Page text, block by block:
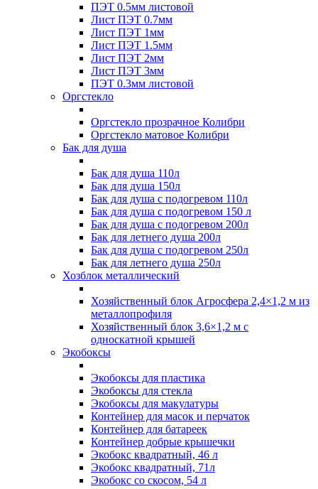
ПЭТ 0.5мм листовой
Лист ПЭТ 0.7мм
Лист ПЭТ 1мм
Лист ПЭТ 1.5мм
Лист ПЭТ 2мм
Лист ПЭТ 3мм
ПЭТ 0.3мм листовой
Оргстекло
Оргстекло прозрачное Колибри
Оргстекло матовое Колибри
Бак для душа
Бак для душа 110л
Бак для душа 150л
Бак для душа с подогревом 110л
Бак для душа с подогревом 150 л
Бак для душа с подогревом 200л
Бак для летнего душа 200л
Бак для душа с подогревом 250л
Бак для летнего душа 250л
Хозблок металлический
Хозяйственный блок Агросфера 2,4×1,2 м из
металлопрофиля
Хозяйственный блок 3,6×1,2 м с
односкатной крышей
Экобоксы
Экобоксы для пластика
Экобоксы для стекла
Экобоксы для макулатуры
Контейнер для масок и перчаток
Контейнер для батареек
Контейнер добрые крышечки
Экобокс квадратный, 46 л
Экобокс квадратный, 71л
Экобокс со скосом, 54 л